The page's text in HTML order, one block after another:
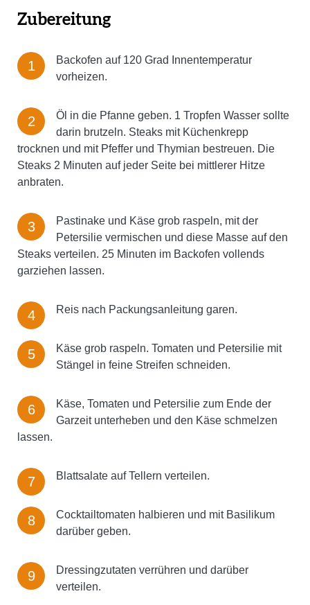
Zubereitung
Backofen auf 120 Grad Innentemperatur
vorheizen.
Öl in die Pfanne geben. 1 Tropfen Wasser sollte
darin brutzeln. Steaks mit Küchenkrepp
trocknen und mit Pfeffer und Thymian bestreuen. Die
Steaks 2 Minuten auf jeder Seite bei mittlerer Hitze
anbraten.
Pastinake und Käse grob raspeln, mit der
Petersilie vermischen und diese Masse auf den
Steaks verteilen. 25 Minuten im Backofen vollends
garziehen lassen.
Reis nach Packungsanleitung garen.
Käse grob raspeln. Tomaten und Petersilie mit
Stängel in feine Streifen schneiden.
Käse, Tomaten und Petersilie zum Ende der
Garzeit unterheben und den Käse schmelzen
lassen.
Blattsalate auf Tellern verteilen.
Cocktailtomaten halbieren und mit Basilikum
darüber geben.
Dressingzutaten verrühren und darüber
verteilen.